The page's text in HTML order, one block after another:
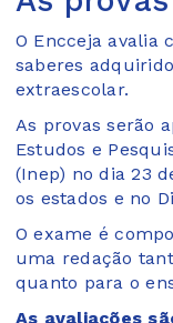
O Encceja avalia
saberes
extraescolar.
As provas serão
Estudos e
(Inep) no dia 23
os estados e no
O exame é
uma redação
quanto para o
As avaliações